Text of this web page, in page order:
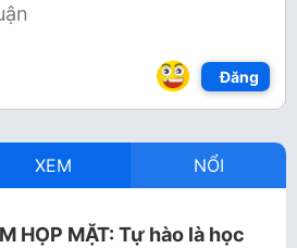
Đăng
XEM NỔI
HỌP MẶT: Tự hào là học